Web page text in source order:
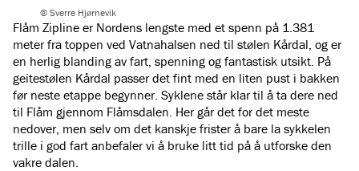
© Sverre Hjørnevik
Flåm Zipline er Nordens lengste med et spenn på 1.381
meter fra toppen ved Vatnahalsen ned til stølen Kårdal, og er
en herlig blanding av fart, spenning og fantastisk utsikt. På
geitestølen Kårdal passer det fint med en liten pust i bakken
før neste etappe begynner. Syklene står klar til å ta dere ned
til Flåm gjennom Flåmsdalen. Her går det for det meste
nedover, men selv om det kanskje frister å bare la sykkelen
trille i god fart anbefaler vi å bruke litt tid på å utforske den
vakre dalen.